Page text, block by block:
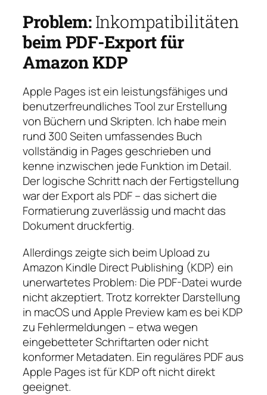
Problem:Inkompatibilitäten
beim PDF-Export für
Amazon KDP
Apple Pages ist ein leistungsfähiges und
benutzerfreundliches Tool zur Erstellung
von Büchern und Skripten. Ich habe mein
rund 300 Seiten umfassendes Buch
vollständig in Pages geschrieben und
kenne inzwischen jede Funktion im Detail.
Der logische Schritt nach der Fertigstellung
war der Export als PDF – das sichert die
Formatierung zuverlässig und macht das
Dokument druckfertig.
Allerdings zeigte sich beim Upload zu
Amazon Kindle Direct Publishing (KDP) ein
unerwartetes Problem: Die PDF-Datei wurde
nicht akzeptiert. Trotz korrekter Darstellung
in macOS und Apple Preview kam es bei KDP
zu Fehlermeldungen – etwa wegen
eingebetteter Schriftarten oder nicht
konformer Metadaten. Ein reguläres PDF aus
Apple Pages ist für KDP oft nicht direkt
geeignet.